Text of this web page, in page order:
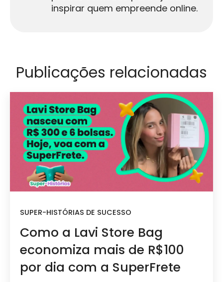
inspirar quem empreende online.
Publicações relacionadas
SUPER-HISTÓRIAS DE SUCESSO
Como a Lavi Store Bag
economiza mais de R$100
por dia com a SuperFrete